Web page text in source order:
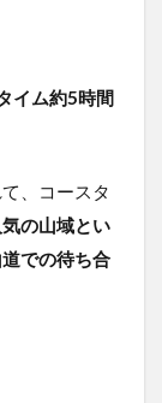
イム約5時間
、コースタ
気の山域とい
での待ち合